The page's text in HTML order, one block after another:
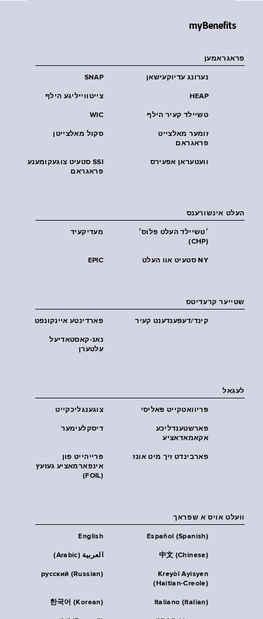
myBenefits
פראגראמען
SNAP נערונג עדיוקעישאן
צייטווייליגע הילף HEAP
WIC טשיילד קעיר הילף
סקול מאלצייטן
זומער מאלצייט
פראגראם
SSI סטעיט צוגעקומענע
פראגראם
וועטעראן אפעירס
העלט אינשורענס
מעדיקעיד
׳טשיילד העלט פּלוס׳
(CHP)
EPIC NY סטעיט אוו העלט
שטייער קרעדיטס
פארדינטע איינקונפט קינד/דעפענדענט קעיר
נאנ-קאסטאדיעל
עלטערן
לעגאל
צוגענגליכקייט פּריוואטקייט פּאליסי
דיסקלעימער
פארשטענדליכע
אקאמאדאציע
פרייהייט פון
אינפארמאציע געזעץ
(FOIL)
פארבינדט זיך מיט אונז
וועלט אויס א שפראך
English Español (Spanish)
العربية (Arabic) 中文 (Chinese)
русский (Russian)
Kreyòl Ayisyen
(Haitian-Creole)
한국어 (Korean) Italiano (Italian)